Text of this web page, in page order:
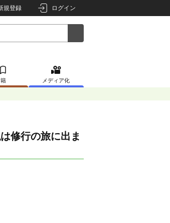
規登録 ログイン
メディア化
修行の旅に出ま